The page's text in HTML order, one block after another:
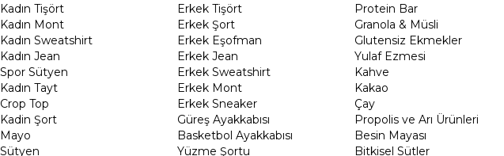
Kadın Tişört
Kadın Mont
Kadın Sweatshirt
Kadın Jean
Spor Sütyen
Kadın Tayt
Crop Top
Kadin Şort
Mayo
Sütyen
Erkek Tişört
Erkek Şort
Erkek Eşofman
Erkek Jean
Erkek Sweatshirt
Erkek Mont
Erkek Sneaker
Güreş Ayakkabısı
Basketbol Ayakkabısı
Yüzme Şortu
Protein Bar
Granola & Müsli
Glutensiz Ekmekler
Yulaf Ezmesi
Kahve
Kakao
Çay
Propolis ve Arı Ürünleri
Besin Mayası
Bitkisel Sütler